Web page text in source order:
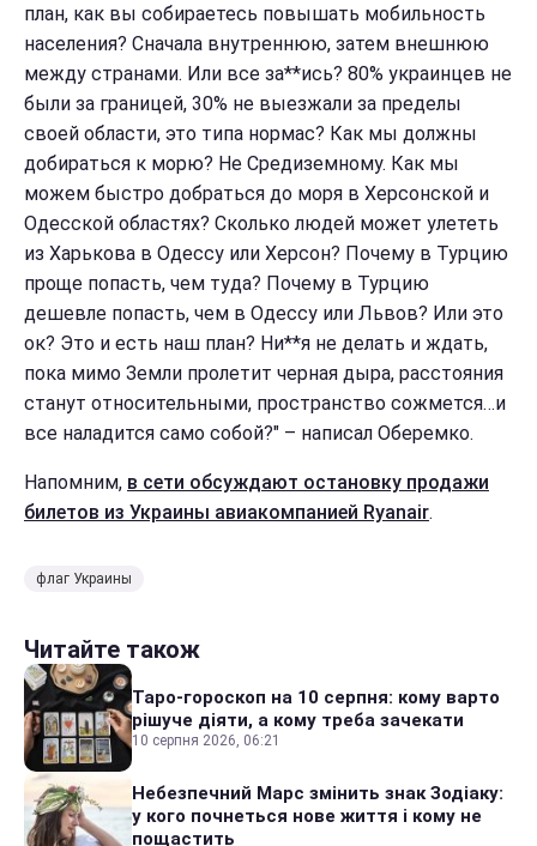
план, как вы собираетесь повышать мобильность
населения? Сначала внутреннюю, затем внешнюю
между странами. Или все за**ись? 80% украинцев не
были за границей, 30% не выезжали за пределы
своей области, это типа нормас? Как мы должны
добираться к морю? Не Средиземному. Как мы
можем быстро добраться до моря в Херсонской и
Одесской областях? Сколько людей может улететь
из Харькова в Одессу или Херсон? Почему в Турцию
проще попасть, чем туда? Почему в Турцию
дешевле попасть, чем в Одессу или Львов? Или это
ок? Это и есть наш план? Ни**я не делать и ждать,
пока мимо Земли пролетит черная дыра, расстояния
станут относительными, пространство сожмется…и
все наладится само собой?" – написал Оберемко.
Напомним, в сети обсуждают остановку продажи
билетов из Украины авиакомпанией Ryanair.
флаг Украины
Читайте також
Таро-гороскоп на 10 серпня: кому варто
рішуче діяти, а кому треба зачекати
10 серпня 2026, 06:21
Небезпечний Марс змінить знак Зодіаку:
у кого почнеться нове життя і кому не
пощастить